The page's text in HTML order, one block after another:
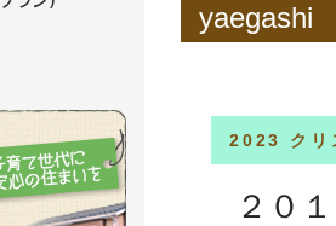
yaegashi
2023 クリ
２０